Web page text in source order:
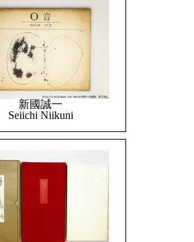
新國誠一
Seiichi Niikuni